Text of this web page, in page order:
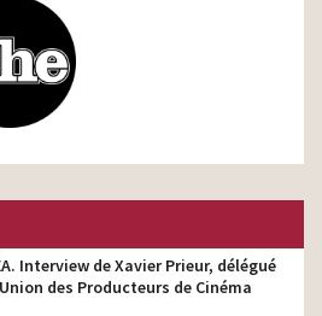
Interview de Xavier Prieur, délégué
des Producteurs de Cinéma